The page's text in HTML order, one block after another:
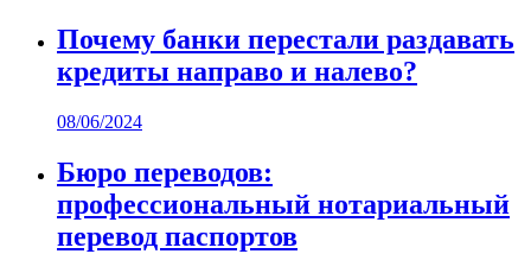
Почему банки перестали раздавать
кредиты направо и налево?
08/06/2024
Бюро переводов:
профессиональный нотариальный
перевод паспортов